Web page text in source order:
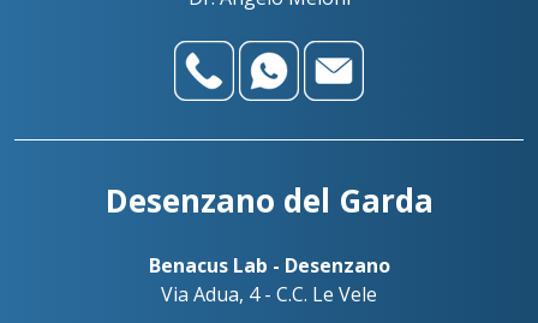
Desenzano del Garda
Benacus Lab - Desenzano
Via Adua, 4 - C.C. Le Vele